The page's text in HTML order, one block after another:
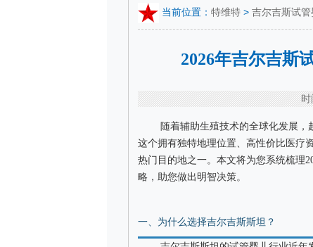
当前位置： 特维特 > 吉尔吉斯试管
2026年吉尔吉斯
随着辅助生殖技术的全球化发展，
这个拥有独特地理位置、高性价比医疗
热门目的地之一。本文将为您系统梳理
略，助您做出明智决策。
一、为什么选择吉尔吉斯斯坦？